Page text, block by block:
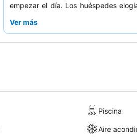
empezar el día. Los huéspedes
atento. Para una estancia más
Ver más
Piscina
Aire